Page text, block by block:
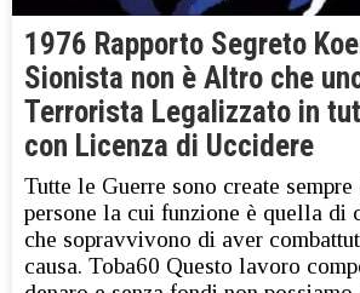
1976 Rapporto Segreto
Sionista non è Altro che
Terrorista Legalizzato in
con Licenza di Uccidere
Tutte le Guerre sono create sempre
persone la cui funzione è quella di
che sopravvivono di aver
causa. Toba60 Questo lavoro